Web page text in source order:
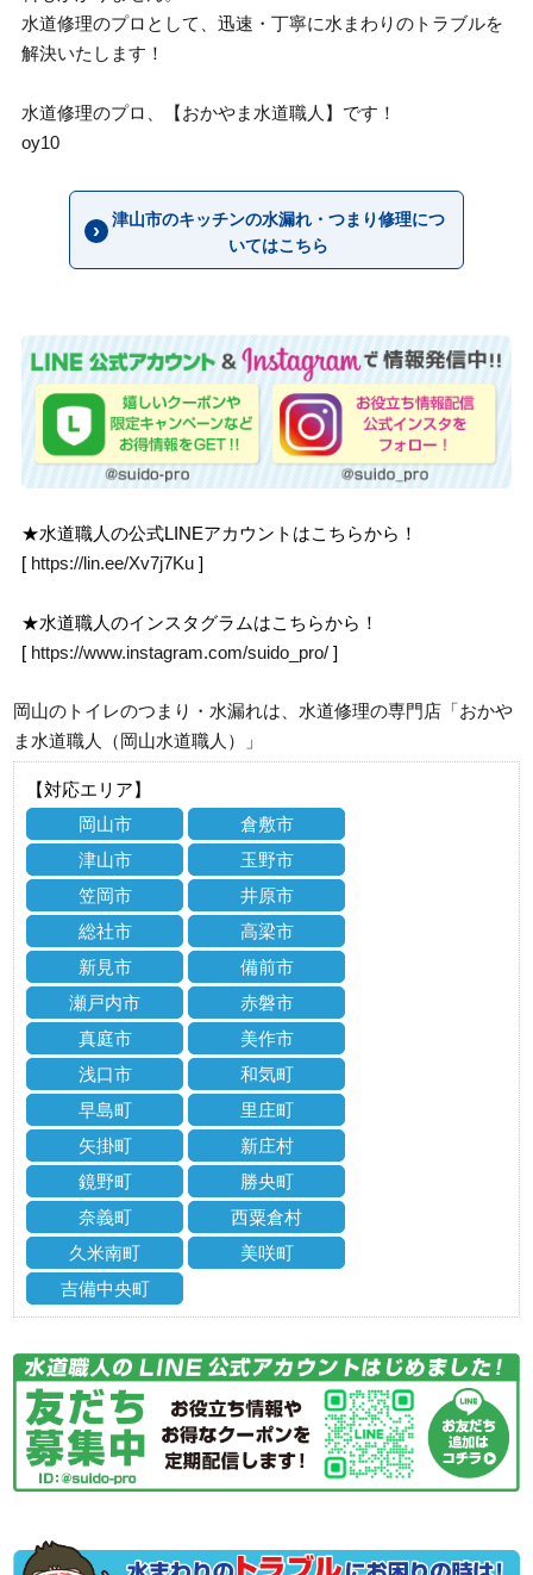
水道修理のプロとして、迅速・丁寧に水まわりのトラブルを
解決いたします！
水道修理のプロ、【おかやま水道職人】です！
oy10
津山市のキッチンの水漏れ・つまり修理につ
いてはこちら
★水道職人の公式LINEアカウントはこちらから！
[ https://lin.ee/Xv7j7Ku ]
★水道職人のインスタグラムはこちらから！
[ https://www.instagram.com/suido_pro/ ]
岡山のトイレのつまり・水漏れは、水道修理の専門店「おかや
ま水道職人（岡山水道職人）」
【対応エリア】
岡山市
倉敷市
津山市
玉野市
笠岡市
井原市
総社市
高梁市
新見市
備前市
瀬戸内市
赤磐市
真庭市
美作市
浅口市
和気町
早島町
里庄町
矢掛町
新庄村
鏡野町
勝央町
奈義町
西粟倉村
久米南町
美咲町
吉備中央町